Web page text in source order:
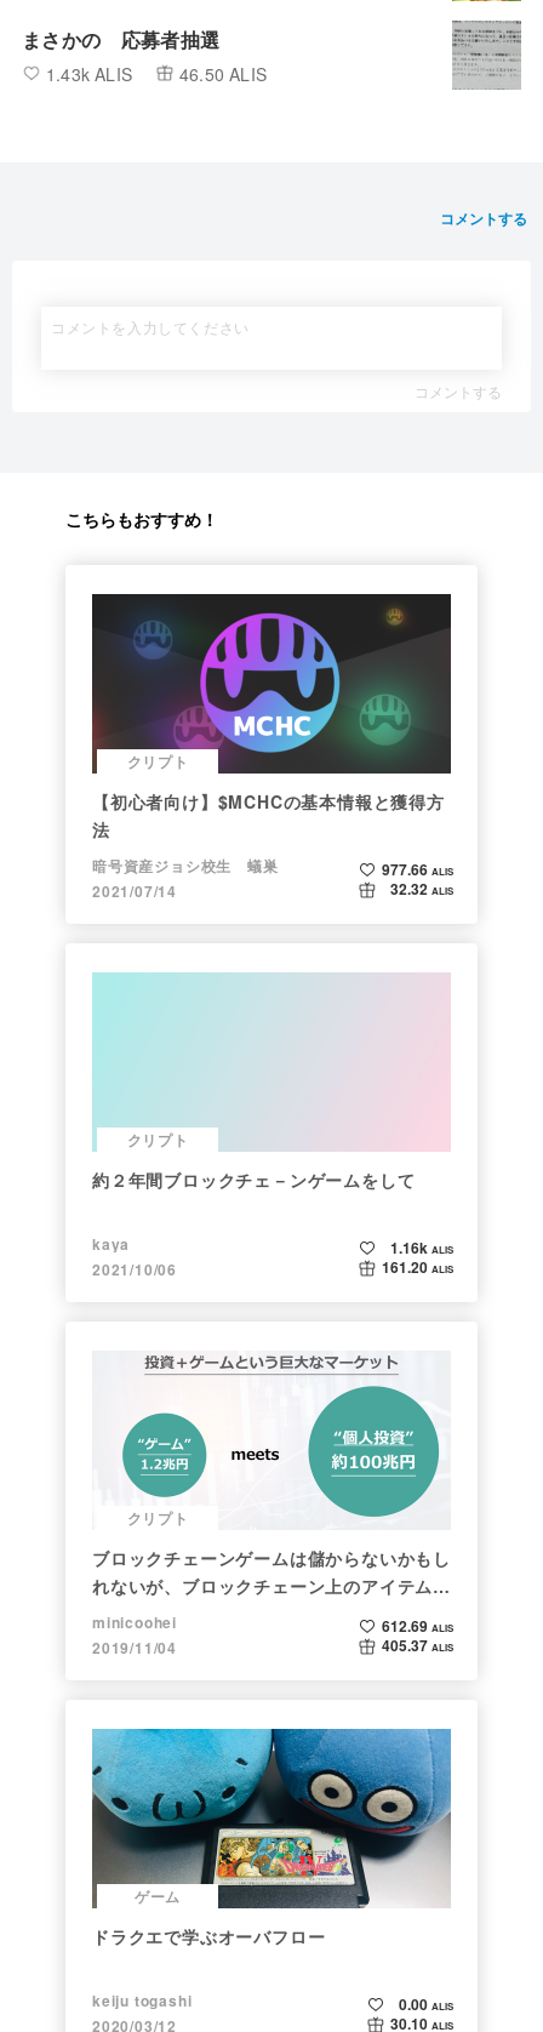
まさかの 応募者抽選
1.43k ALIS 46.50 ALIS
コメントする
コメントする
こちらもおすすめ！
クリプト
【初心者向け】$MCHCの基本情報と獲得方
法
暗号資産ジョシ校生 蟻巣
2021/07/14
977.66 ALIS
32.32 ALIS
クリプト
約２年間ブロックチェ－ンゲームをして
kaya
2021/10/06
1.16k ALIS
161.20 ALIS
クリプト
ブロックチェーンゲームは儲からないかもし
れないが、ブロックチェーン上のアイテムは
新しい形の投資になる。(読了:５分)
minicoohei
2019/11/04
612.69 ALIS
405.37 ALIS
ゲーム
ドラクエで学ぶオーバフロー
keiju togashi
2020/03/12
0.00 ALIS
30.10 ALIS